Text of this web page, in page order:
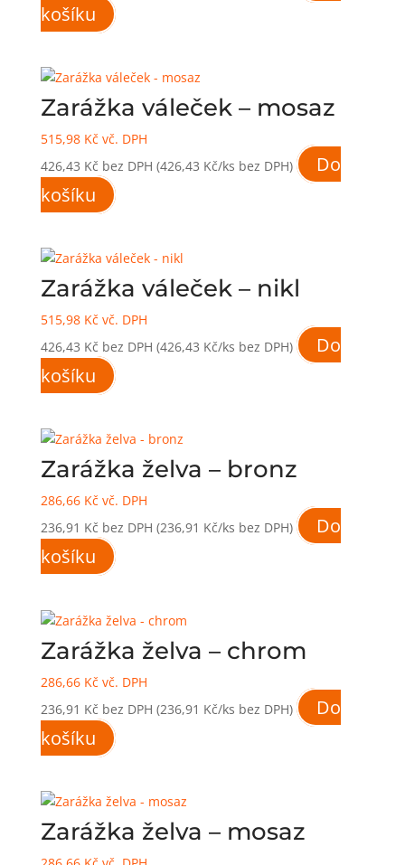
košíku
Zarážka váleček – mosaz
515,98 Kč vč. DPH
426,43 Kč bez DPH (426,43 Kč/ks bez DPH)
Do
košíku
Zarážka váleček – nikl
515,98 Kč vč. DPH
426,43 Kč bez DPH (426,43 Kč/ks bez DPH)
Do
košíku
Zarážka želva – bronz
286,66 Kč vč. DPH
236,91 Kč bez DPH (236,91 Kč/ks bez DPH)
Do
košíku
Zarážka želva – chrom
286,66 Kč vč. DPH
236,91 Kč bez DPH (236,91 Kč/ks bez DPH)
Do
košíku
Zarážka želva – mosaz